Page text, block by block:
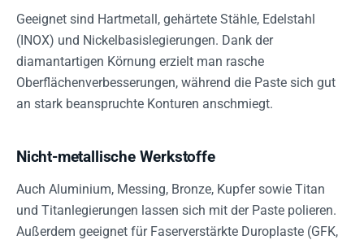
Geeignet sind Hartmetall, gehärtete Stähle, Edelstahl
(INOX) und Nickelbasislegierungen. Dank der
diamantartigen Körnung erzielt man rasche
Oberflächenverbesserungen, während die Paste sich gut
an stark beanspruchte Konturen anschmiegt.
Nicht-metallische Werkstoffe
Auch Aluminium, Messing, Bronze, Kupfer sowie Titan
und Titanlegierungen lassen sich mit der Paste polieren.
Außerdem geeignet für Faserverstärkte Duroplaste (GFK,